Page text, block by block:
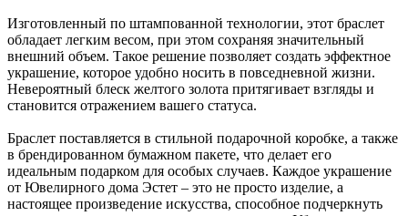
Изготовленный по штампованной технологии, этот браслет
обладает легким весом, при этом сохраняя значительный
внешний объем. Такое решение позволяет создать эффектное
украшение, которое удобно носить в повседневной жизни.
Невероятный блеск желтого золота притягивает взгляды и
становится отражением вашего статуса.
Браслет поставляется в стильной подарочной коробке, а также
в брендированном бумажном пакете, что делает его
идеальным подарком для особых случаев. Каждое украшение
от Ювелирного дома Эстет – это не просто изделие, а
настоящее произведение искусства, способное подчеркнуть